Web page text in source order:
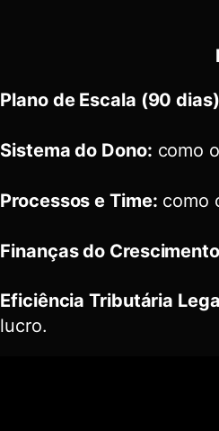
Plano de Escala (90
Sistema do Dono: como
Processos e Time: como
Finanças do
Eficiência Tributária
lucro.